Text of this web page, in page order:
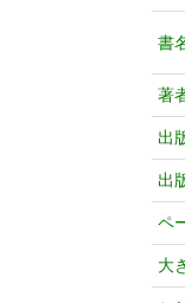
書
著
出
出
ペ
大